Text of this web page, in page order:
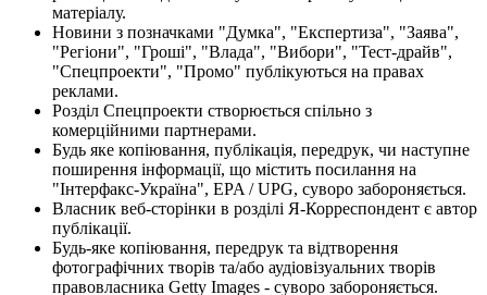
матеріалу.
Новини з позначками "Думка", "Експертиза", "Заява",
"Регіони", "Гроші", "Влада", "Вибори", "Тест-драйв",
"Спецпроекти", "Промо" публікуються на правах
реклами.
Розділ Спецпроекти створюється спільно з
комерційними партнерами.
Будь яке копіювання, публікація, передрук, чи наступне
поширення інформації, що містить посилання на
"Інтерфакс-Україна", EPA / UPG, суворо забороняється.
Власник веб-сторінки в розділі Я-Корреспондент є автор
публікації.
Будь-яке копіювання, передрук та відтворення
фотографічних творів та/або аудіовізуальних творів
правовласника Getty Images - суворо забороняється.